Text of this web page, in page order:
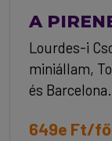
A
Lourdes-i
miniállam,
és Barcelona.
649e Ft/